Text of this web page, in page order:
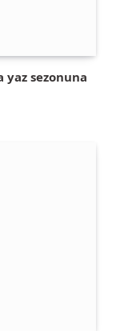
yaz sezonuna